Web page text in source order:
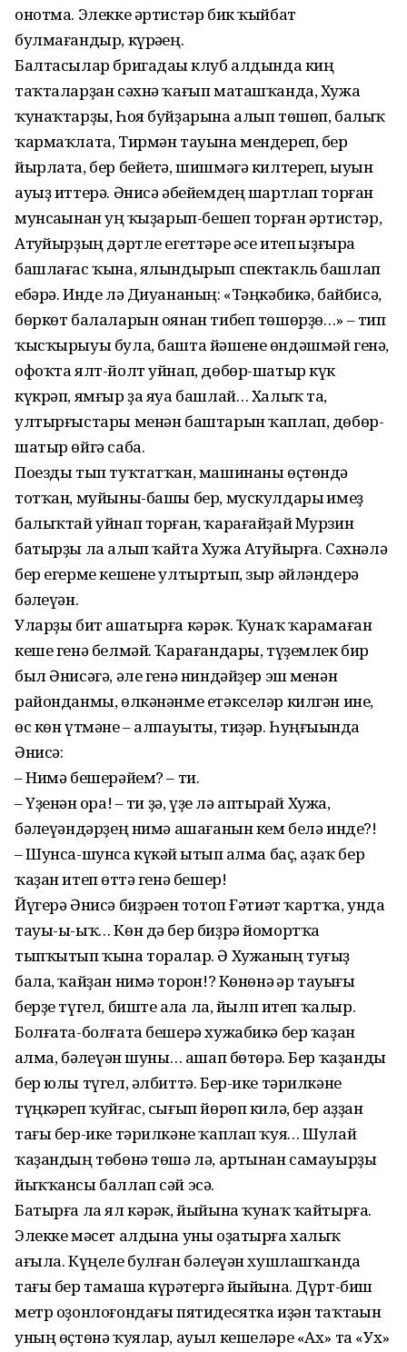
онотма. Элек­ке әртистәр бик ҡыйбат
булмағандыр, күрәһең.
Балтасылар бригадаһы клуб алдында киң
таҡталарҙан сәхнә ҡағып маташҡанда, Хужа
ҡунаҡтарҙы, Һоя буйҙарына алып төшөп, балыҡ
ҡар­маҡлата, Тирмән тауына мендереп, бер
йырлата, бер бейетә, шишмәгә килтереп, һыуын
ауыҙ иттерә. Әнисә әбе­йемдең шартлап торған
мунсаһынан һуң ҡыҙарып-бешеп торған әртистәр,
Атһуйырҙың дәртле егеттәре әсе итеп һыҙғыра
башлағас ҡына, ялындырып спектакль башлап
ебәрә. Инде лә Диуананың: «Тәңкәбикә, байбисә,
бөркөт балаларын оянан тибеп тө­шөрҙө…» – тип
ҡысҡырыуы була, башта йәшене өндәшмәй генә,
офоҡ­та ялт-йолт уйнап, дөбөр-шатыр күк
күкрәп, ямғыр ҙа яуа башлай… Халыҡ та,
ултырғыстары менән баштарын ҡап­лап, дөбөр-
шатыр өйгә саба.
Поезды тып туҡтатҡан, машинаны өҫтөндә
тотҡан, муйыны-башы бер, мускулдары һимеҙ
балыҡтай уйнап торған, ҡарағайҙай Мурзин
батырҙы ла алып ҡайта Хужа Атһуйырға. Сәхнәлә
бер егерме кешене ултыртып, зыр әйләндерә
бәһлеүән.
Уларҙы бит ашатырға кәрәк. Ҡунаҡ ҡарамаған
кеше генә белмәй. Ҡара­ғандары, түҙемлек бир
был Әнисәгә, әле генә ниндәйҙер эш менән
районданмы, өлкәнәнме етәкселәр килгән ине,
өс көн үтмәне – алпауыты, тиҙәр. Һуңғы­һын­­да
Әнисә:
– Нимә бешерәйем? – ти.
– Үҙенән һора! – ти ҙә, үҙе лә аптырай Хужа,
бәһлеүәндәрҙең нимә ашағанын кем белә инде?!
– Шунса-шунса күкәй һытып һалма баҫ, аҙаҡ бер
ҡаҙан итеп һөттә генә бешер!
Йүгерә Әнисә биҙрәһен тотоп Ғәтиәт ҡартҡа, унда
тауы-ы-ыҡ… Көн дә бер биҙрә йомортҡа
тыпҡытып ҡына торалар. Ә Хужаның туғыҙ
бала, ҡайҙан нимә торһон!? Көнөнә һәр тауығы
берҙе түгел, биште һалһа ла, йылп итеп ҡалыр.
Болғата-болғата бешерә хужабикә бер ҡаҙан
һалма, бәһлеүән шуны… ашап бөтөрә. Бер ҡаҙанды
бер юлы түгел, әл­биттә. Бер-ике тәрилкәне
түңкәреп ҡуй­ғас, сығып йөрөп килә, бер аҙҙан
тағы бер-ике тәрилкәне ҡаплап ҡуя… Шулай
ҡаҙандың төбөнә төшә лә, артынан самауырҙы
йыҡҡан­сы баллап сәй эсә.
Батырға ла ял кәрәк, йыйына ҡунаҡ ҡайтырға.
Элекке мәсет алдына уны оҙатырға халыҡ
ағыла. Күңеле булған бәһлеүән хушлашҡанда
тағы бер тамаша күрһәтергә йыйына. Дүрт-биш
метр оҙонлоғондағы пятидесятка иҙән таҡтаһын
уның өҫтөнә ҡуялар, ауыл кешеләре «Ах» та «Ух»